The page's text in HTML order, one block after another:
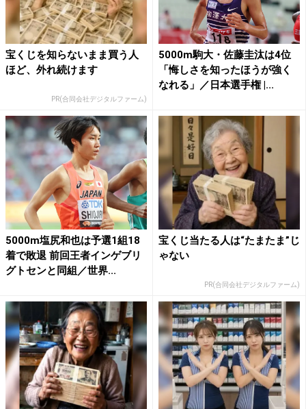
宝くじを知らないまま買う人
ほど、外れ続けます
PR(合同会社デジタルファーム)
5000m駒大・佐藤圭汰は4位
「悔しさを知ったほうが強く
なれる」／日本選手権 |...
5000m塩尻和也は予選1組18
着で敗退 前回王者インゲブリ
グトセンと同組／世界...
宝くじ当たる人は“たまたま”じ
ゃない
PR(合同会社デジタルファーム)